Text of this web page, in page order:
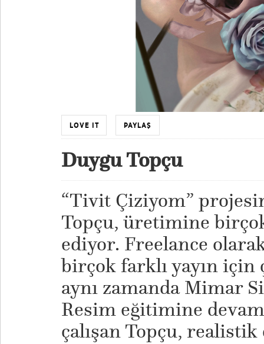
LOVE IT PAYLAŞ
Duygu Topçu
“Tivit Çiziyom”
Topçu, üretimine
ediyor. Freelance
birçok farklı yayın için
aynı zamanda Mimar
Resim eğitimine
çalışan Topçu,